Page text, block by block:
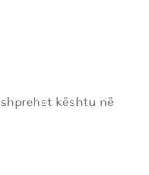
shprehet kështu në